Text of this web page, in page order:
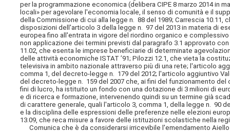
per la programmazione economica (delibera CIPE 8 marzo 2014 in
locali» per agevolare l'economia locale, il senso di comunità e il
della Commissione di cui alla legge n. 88 del 1989; Carrescia
disposizioni dell'articolo 3 della legge n. 97 del 2013 in materia di
europea fino all'entrata in vigore del riordino organico e
non applicazione dei termini previsti dal paragrafo 3.1 approvato
11.02, che esenta le imprese beneficiarie di determinate
delle attività economicheISTAT ’91; Pilozzi 12.1, che vieta la
televisiva in ambito nazionale attraverso più di una rete; l'articolo
comma 1, del decreto-legge n. 179 del 2012; l'articolo aggiuntivo
del decreto-legge n. 159 del 2007 che, ai fini del funzionamento del
fini di lucro, ha istituito un fondo con una dotazione di 3 milioni di
e di ricerca e formazione, intervenendo quindi su un termine già
di carattere generale, quali l'articolo 3, comma 1, della legge n. 90
e la disciplina delle espressioni delle preferenze nelle elezioni
13.09, che reca misure a favore delle istituzioni scolastiche nella
Comunica che è da considerarsi irricevibile l'emendamento